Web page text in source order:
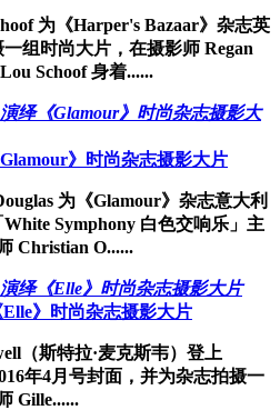
为《Harper's Bazaar》杂志英
一组时尚大片，在摄影师 Regan
Schoof 身着......
》时尚杂志摄影大片
为《Glamour》杂志意大利
Symphony 白色交响乐」主
Christian O......
》时尚杂志摄影大片
（斯特拉·麦克斯韦）登上
年4月号封面，并为杂志拍摄一
Gille......